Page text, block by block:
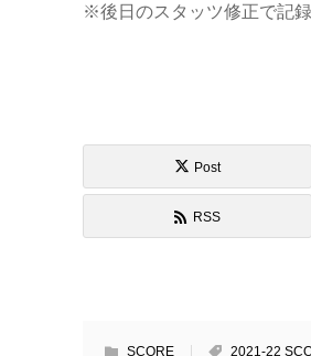
※後日のスタッツ修正で記
Post
RSS
SCORE 2021-22